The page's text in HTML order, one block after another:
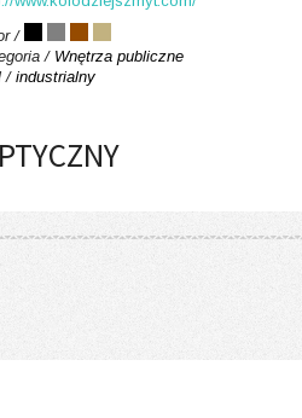
/
/ Wnętrza publiczne
/industrialny